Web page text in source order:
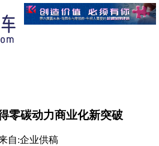
零碳动力商业化新突破
自:企业供稿